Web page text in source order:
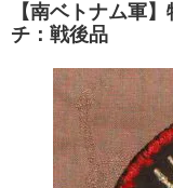
【南ベトナム軍
チ：戦後品